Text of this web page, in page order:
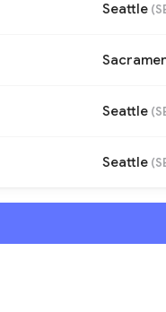
Seattle (
Seattle (
Seattle (